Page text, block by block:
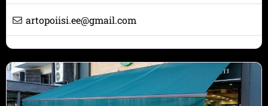
artopoiisi.ee@gmail.com